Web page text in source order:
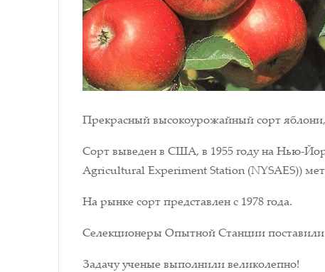
Прекрасный высокоурожайный сорт яблони,
Сорт выведен в США, в 1955 году на Нью-
Agricultural Experiment Station (NYSAES))
На рынке сорт представлен с 1978 года.
Селекционеры Опытной Станции поставили
Задачу ученые выполнили великолепно!